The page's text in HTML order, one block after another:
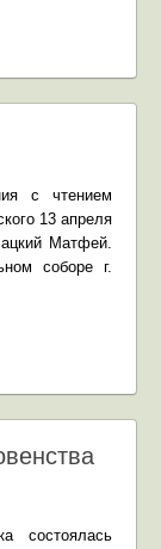
с чтением
13 апреля
Матфей.
соборе г.
состоялась